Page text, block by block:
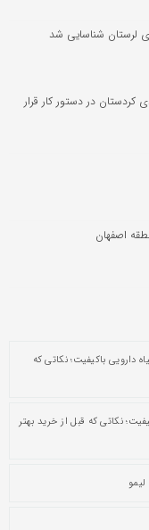
لرستان شناسایی شد
کردستان در دستور کار قرار
اصفهان
دارویی باکیفیت؛ نکاتی که
نکاتی که قبل از خرید بهتر